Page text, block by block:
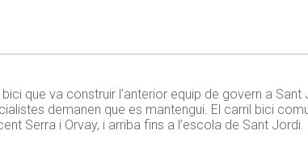
que va construir l’anterior equip de govern a
demanen que es mantengui. El carril bici
Serra i Orvay, i arriba fins a l’escola de Sant Jordi.